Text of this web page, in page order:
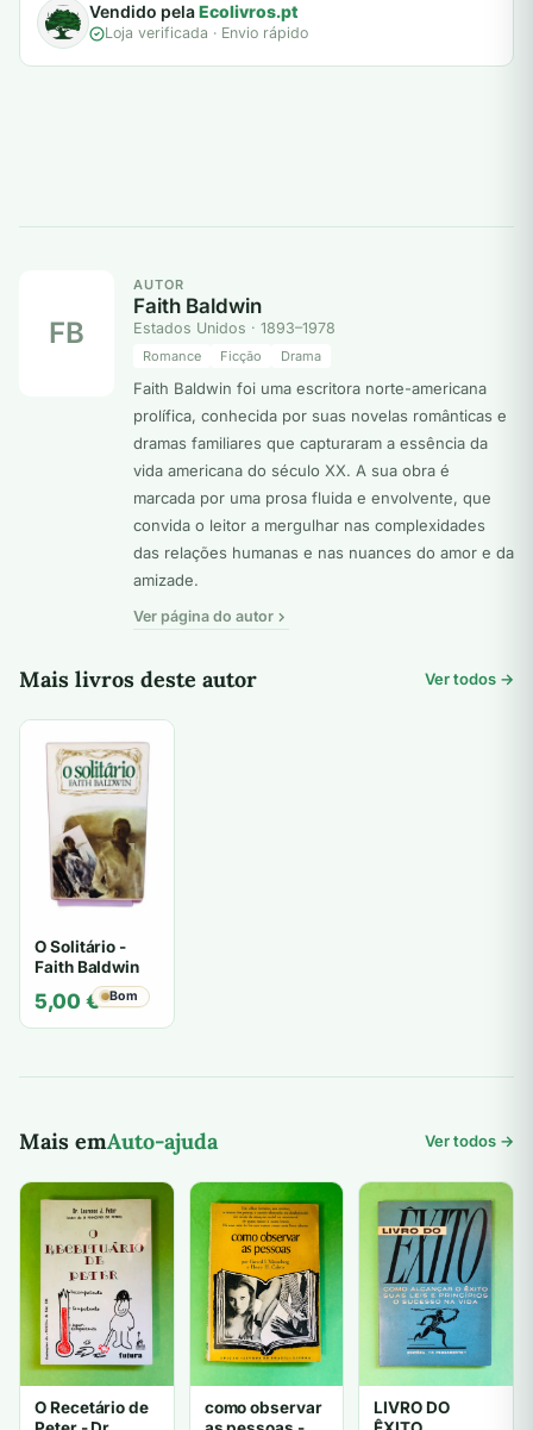
Vendido pelaEcolivros.pt
Loja verificada · Envio rápido
FB
AUTOR
Faith Baldwin
Estados Unidos · 1893–1978
Romance Ficção Drama
Faith Baldwin foi uma escritora norte-americana
prolífica, conhecida por suas novelas românticas e
dramas familiares que capturaram a essência da
vida americana do século XX. A sua obra é
marcada por uma prosa fluida e envolvente, que
convida o leitor a mergulhar nas complexidades
das relações humanas e nas nuances do amor e da
amizade.
Ver página do autor
Mais livros deste autor Ver todos →
O Solitário -
Faith Baldwin
5,00 € Bom
Mais emAuto-ajuda Ver todos →
O Recetário de
como observar
LIVRO DO